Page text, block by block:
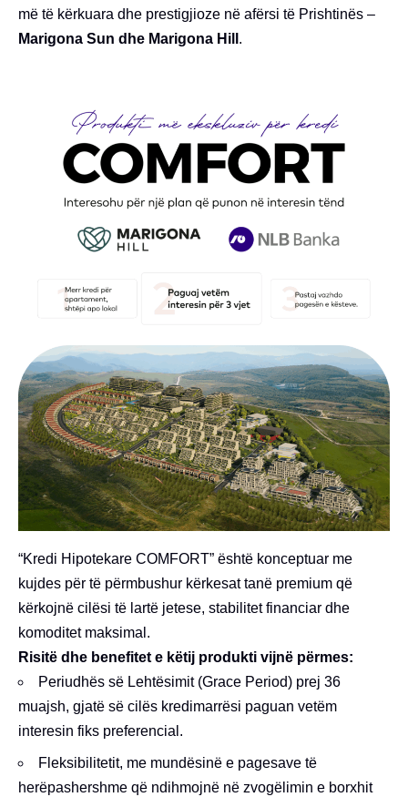
më të kërkuara dhe prestigjioze në afërsi të Prishtinës –
Marigona Sun dhe Marigona Hill .
“Kredi Hipotekare COMFORT” është konceptuar me
kujdes për të përmbushur kërkesat tanë premium që
kërkojnë cilësi të lartë jetese, stabilitet financiar dhe
komoditet maksimal.
Risitë dhe benefitet e këtij produkti vijnë përmes:
Periudhës së Lehtësimit (Grace Period) prej 36
muajsh, gjatë së cilës kredimarrësi paguan vetëm
interesin fiks preferencial.
Fleksibilitetit, me mundësinë e pagesave të
herëpashershme që ndihmojnë në zvogëlimin e borxhit